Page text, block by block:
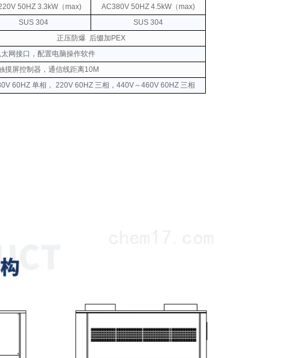
50HZ 3.3kW（max) AC380V 50HZ4.5kW（max)
SUS 304
SUS 304
正压防爆 后缀加PEX
网接口，配置电脑操作软件
摸屏控制器，通信线距离10M
60HZ 单相， 220V 60HZ 三相，440V～460V 60HZ 三相